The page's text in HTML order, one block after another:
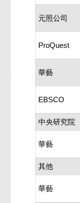
元照公司
ProQuest
華藝
EBSCO
中央研究院
華藝
其他
華藝